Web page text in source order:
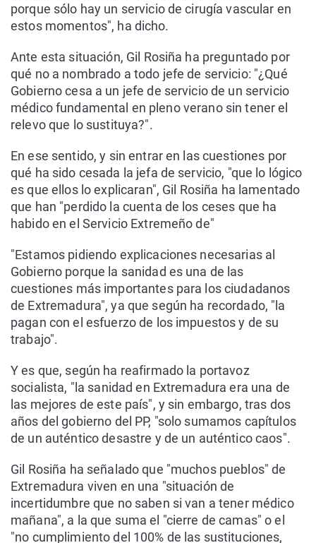
porque sólo hay un servicio de cirugía vascular en
estos momentos", ha dicho.
Ante esta situación, Gil Rosiña ha preguntado por
qué no a nombrado a todo jefe de servicio: "¿Qué
Gobierno cesa a un jefe de servicio de un servicio
médico fundamental en pleno verano sin tener el
relevo que lo sustituya?".
En ese sentido, y sin entrar en las cuestiones por
qué ha sido cesada la jefa de servicio, "que lo lógico
es que ellos lo explicaran", Gil Rosiña ha lamentado
que han "perdido la cuenta de los ceses que ha
habido en el Servicio Extremeño de"
"Estamos pidiendo explicaciones necesarias al
Gobierno porque la sanidad es una de las
cuestiones más importantes para los ciudadanos
de Extremadura", ya que según ha recordado, "la
pagan con el esfuerzo de los impuestos y de su
trabajo".
Y es que, según ha reafirmado la portavoz
socialista, "la sanidad en Extremadura era una de
las mejores de este país", y sin embargo, tras dos
años del gobierno del PP, "solo sumamos capítulos
de un auténtico desastre y de un auténtico caos".
Gil Rosiña ha señalado que "muchos pueblos" de
Extremadura viven en una "situación de
incertidumbre que no saben si van a tener médico
mañana", a la que suma el "cierre de camas" o el
"no cumplimiento del 100% de las sustituciones,